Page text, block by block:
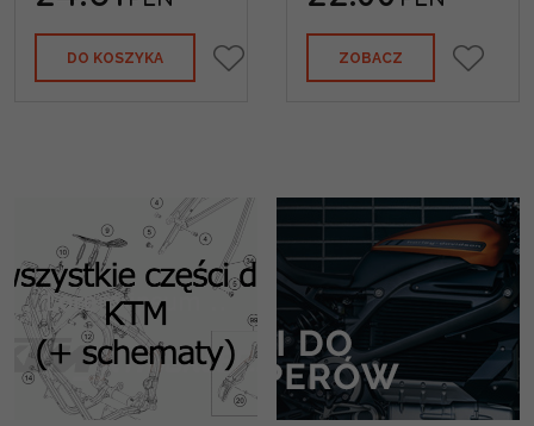
DO KOSZYKA ZOBACZ